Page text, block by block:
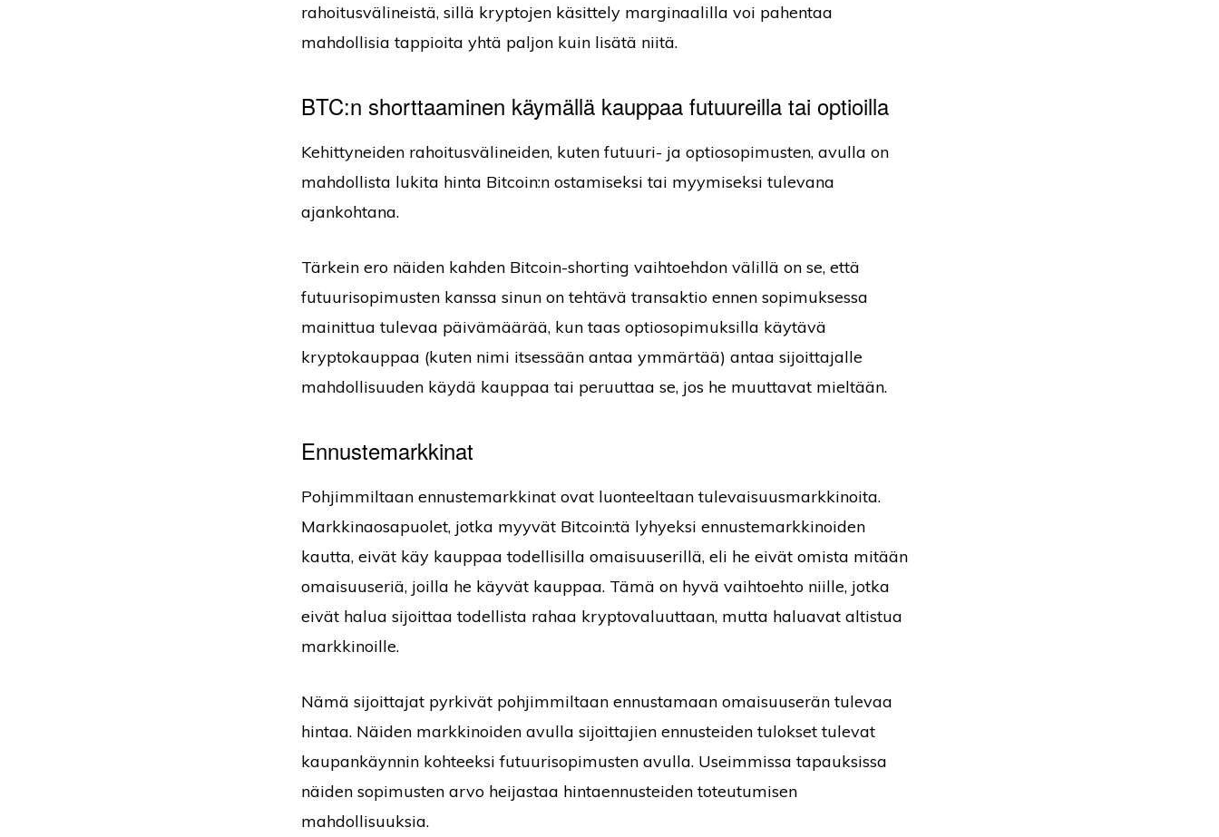
rahoitusvälineistä, sillä kryptojen käsittely marginaalilla voi pahentaa
mahdollisia tappioita yhtä paljon kuin lisätä niitä.
BTC:n shorttaaminen käymällä kauppaa futuureilla tai optioilla
Kehittyneiden rahoitusvälineiden, kuten futuuri- ja optiosopimusten, avulla on
mahdollista lukita hinta Bitcoin:n ostamiseksi tai myymiseksi tulevana
ajankohtana.
Tärkein ero näiden kahden Bitcoin-shorting vaihtoehdon välillä on se, että
futuurisopimusten kanssa sinun on tehtävä transaktio ennen sopimuksessa
mainittua tulevaa päivämäärää, kun taas optiosopimuksilla käytävä
kryptokauppaa (kuten nimi itsessään antaa ymmärtää) antaa sijoittajalle
mahdollisuuden käydä kauppaa tai peruuttaa se, jos he muuttavat mieltään.
Ennustemarkkinat
Pohjimmiltaan ennustemarkkinat ovat luonteeltaan tulevaisuusmarkkinoita.
Markkinaosapuolet, jotka myyvät Bitcoin:tä lyhyeksi ennustemarkkinoiden
kautta, eivät käy kauppaa todellisilla omaisuuserillä, eli he eivät omista mitään
omaisuuseriä, joilla he käyvät kauppaa. Tämä on hyvä vaihtoehto niille, jotka
eivät halua sijoittaa todellista rahaa kryptovaluuttaan, mutta haluavat altistua
markkinoille.
Nämä sijoittajat pyrkivät pohjimmiltaan ennustamaan omaisuuserän tulevaa
hintaa. Näiden markkinoiden avulla sijoittajien ennusteiden tulokset tulevat
kaupankäynnin kohteeksi futuurisopimusten avulla. Useimmissa tapauksissa
näiden sopimusten arvo heijastaa hintaennusteiden toteutumisen
mahdollisuuksia.